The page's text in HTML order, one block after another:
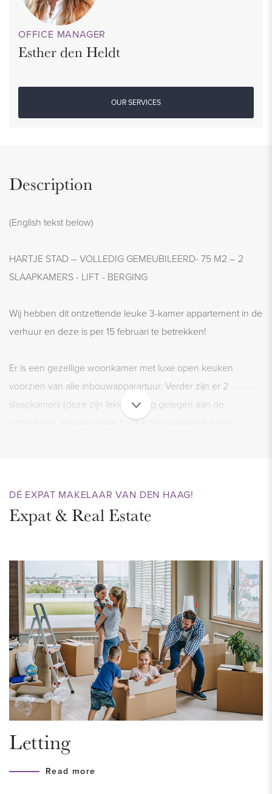
OFFICE MANAGER
Esther den Heldt
OUR SERVICES
Description
(English tekst below)
HARTJE STAD – VOLLEDIG GEMEUBILEERD- 75 M2 – 2
SLAAPKAMERS - LIFT - BERGING
Wij hebben dit ontzettende leuke 3-kamer appartement in de
verhuur en deze is per 15 februari te betrekken!
Er is een gezellige woonkamer met luxe open keuken
voorzien van alle inbouwapparartuur. Verder zijn er 2
slaapkamers (deze zijn lekker rustig gelegen aan de
achterkant), een moderne badkamer en heerlijk balkon
Dit appartement is wonen en genieten!
Den Haag met om de hoek vele leuke winkels,
uitgaansgelegenheden, theater, musea, bioscopen, etc.
Ook gunstig gelegen t.o.v. alle uitvalswegen en openbaar
vervoer.
Begane grond:
Afgesloten entree met postbussen en intercom. Toegang tot
lift en berging.
Aan de achterzijde bevindt zich de gemeenschappelijke
huren tegen een meerprijs van €100 per maand)
DÉ EXPAT MAKELAAR VAN DEN HAAG!
Expat & Real Estate
Letting
Read more